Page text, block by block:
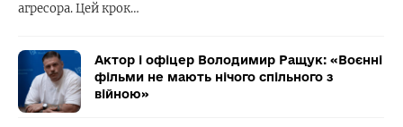
агресора. Цей крок…
Актор і офіцер Володимир Ращук: «Воєнні
фільми не мають нічого спільного з
війною»